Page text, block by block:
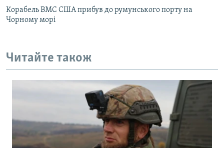
Корабель ВМС США прибув до румунського порту на
Чорному морі
Читайте також